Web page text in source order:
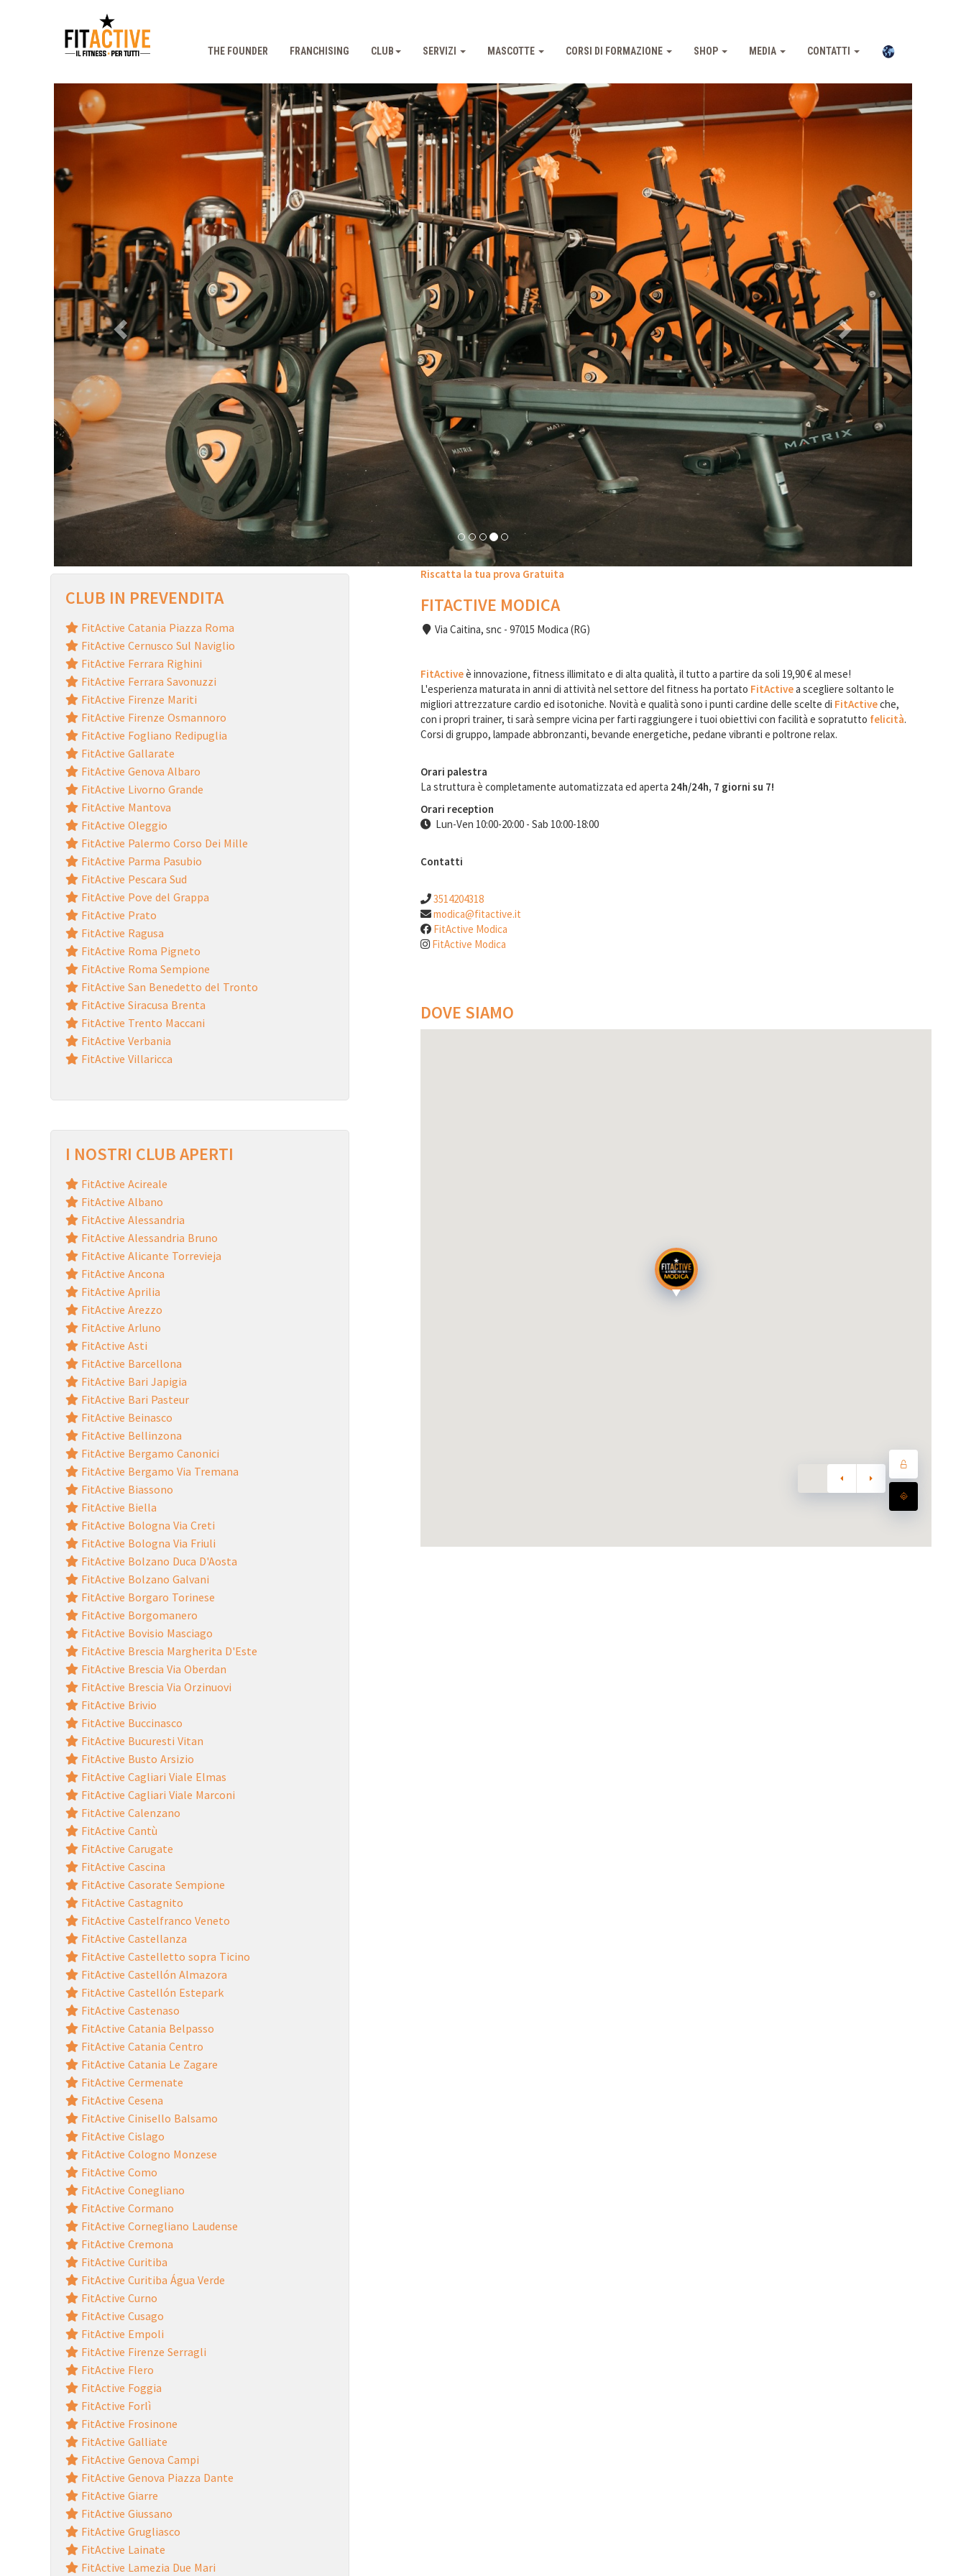
THE FOUNDER FRANCHISING CLUB SERVIZI MASCOTTE CORSI DI FORMAZIONE SHOP MEDIA CONTATTI
CLUB IN PREVENDITA
FitActive Catania Piazza Roma
FitActive Cernusco Sul Naviglio
FitActive Ferrara Righini
FitActive Ferrara Savonuzzi
FitActive Firenze Mariti
FitActive Firenze Osmannoro
FitActive Fogliano Redipuglia
FitActive Gallarate
FitActive Genova Albaro
FitActive Livorno Grande
FitActive Mantova
FitActive Oleggio
FitActive Palermo Corso Dei Mille
FitActive Parma Pasubio
FitActive Pescara Sud
FitActive Pove del Grappa
FitActive Prato
FitActive Ragusa
FitActive Roma Pigneto
FitActive Roma Sempione
FitActive San Benedetto del Tronto
FitActive Siracusa Brenta
FitActive Trento Maccani
FitActive Verbania
FitActive Villaricca
I NOSTRI CLUB APERTI
FitActive Acireale
FitActive Albano
FitActive Alessandria
FitActive Alessandria Bruno
FitActive Alicante Torrevieja
FitActive Ancona
FitActive Aprilia
FitActive Arezzo
FitActive Arluno
FitActive Asti
FitActive Barcellona
FitActive Bari Japigia
FitActive Bari Pasteur
FitActive Beinasco
FitActive Bellinzona
FitActive Bergamo Canonici
FitActive Bergamo Via Tremana
FitActive Biassono
FitActive Biella
FitActive Bologna Via Creti
FitActive Bologna Via Friuli
FitActive Bolzano Duca D'Aosta
FitActive Bolzano Galvani
FitActive Borgaro Torinese
FitActive Borgomanero
FitActive Bovisio Masciago
FitActive Brescia Margherita D'Este
FitActive Brescia Via Oberdan
FitActive Brescia Via Orzinuovi
FitActive Brivio
FitActive Buccinasco
FitActive Bucuresti Vitan
FitActive Busto Arsizio
FitActive Cagliari Viale Elmas
FitActive Cagliari Viale Marconi
FitActive Calenzano
FitActive Cantù
FitActive Carugate
FitActive Cascina
FitActive Casorate Sempione
FitActive Castagnito
FitActive Castelfranco Veneto
FitActive Castellanza
FitActive Castelletto sopra Ticino
FitActive Castellón Almazora
FitActive Castellón Estepark
FitActive Castenaso
FitActive Catania Belpasso
FitActive Catania Centro
FitActive Catania Le Zagare
FitActive Cermenate
FitActive Cesena
FitActive Cinisello Balsamo
FitActive Cislago
FitActive Cologno Monzese
FitActive Como
FitActive Conegliano
FitActive Cormano
FitActive Cornegliano Laudense
FitActive Cremona
FitActive Curitiba
FitActive Curitiba Água Verde
FitActive Curno
FitActive Cusago
FitActive Empoli
FitActive Firenze Serragli
FitActive Flero
FitActive Foggia
FitActive Forlì
FitActive Frosinone
FitActive Galliate
FitActive Genova Campi
FitActive Genova Piazza Dante
FitActive Giarre
FitActive Giussano
FitActive Grugliasco
FitActive Lainate
FitActive Lamezia Due Mari
Riscatta la tua prova Gratuita
FITACTIVE MODICA
Via Caitina, snc - 97015 Modica (RG)
FitActiveè innovazione, fitness illimitato e di alta qualità, il tutto a partire da soli 19,90 € al mese!
L'esperienza maturata in anni di attività nel settore del fitness ha portato FitActivea scegliere soltanto le
migliori attrezzature cardio ed isotoniche. Novità e qualità sono i punti cardine delle scelte di FitActiveche,
con i propri trainer, ti sarà sempre vicina per farti raggiungere i tuoi obiettivi con facilità e sopratutto felicità.
Corsi di gruppo, lampade abbronzanti, bevande energetiche, pedane vibranti e poltrone relax.
Orari palestra
La struttura è completamente automatizzata ed aperta 24h/24h, 7 giorni su 7!
Orari reception
Lun-Ven 10:00-20:00 - Sab 10:00-18:00
Contatti
3514204318
modica@fitactive.it
FitActive Modica
FitActive Modica
DOVE SIAMO